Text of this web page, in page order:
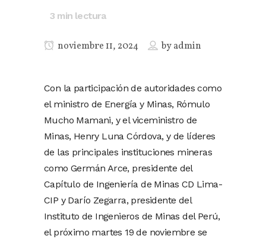
3 min lectura
noviembre 11, 2024 byadmin
Con la participación de autoridades como
el ministro de Energía y Minas, Rómulo
Mucho Mamani, y el viceministro de
Minas, Henry Luna Córdova, y de líderes
de las principales instituciones mineras
como Germán Arce, presidente del
Capítulo de Ingeniería de Minas CD Lima-
CIP y Darío Zegarra, presidente del
Instituto de Ingenieros de Minas del Perú,
el próximo martes 19 de noviembre se